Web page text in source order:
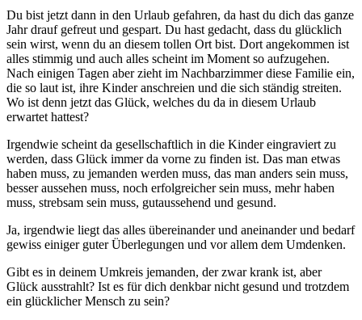
Du bist jetzt dann in den Urlaub gefahren, da hast du dich das ganze
Jahr drauf gefreut und gespart. Du hast gedacht, dass du glücklich
sein wirst, wenn du an diesem tollen Ort bist. Dort angekommen ist
alles stimmig und auch alles scheint im Moment so aufzugehen.
Nach einigen Tagen aber zieht im Nachbarzimmer diese Familie ein,
die so laut ist, ihre Kinder anschreien und die sich ständig streiten.
Wo ist denn jetzt das Glück, welches du da in diesem Urlaub
erwartet hattest?
Irgendwie scheint da gesellschaftlich in die Kinder eingraviert zu
werden, dass Glück immer da vorne zu finden ist. Das man etwas
haben muss, zu jemanden werden muss, das man anders sein muss,
besser aussehen muss, noch erfolgreicher sein muss, mehr haben
muss, strebsam sein muss, gutaussehend und gesund.
Ja, irgendwie liegt das alles übereinander und aneinander und bedarf
gewiss einiger guter Überlegungen und vor allem dem Umdenken.
Gibt es in deinem Umkreis jemanden, der zwar krank ist, aber
Glück ausstrahlt? Ist es für dich denkbar nicht gesund und trotzdem
ein glücklicher Mensch zu sein?